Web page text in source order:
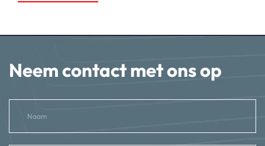
Neem contact met ons op